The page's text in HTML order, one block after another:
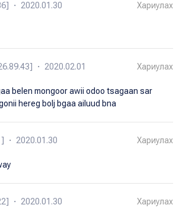
・ 2020.01.30 Хариулах
・ 2020.02.01 Хариулах
belen mongoor awii odoo tsagaan sar
hereg bolj bgaa ailuud bna
・ 2020.01.30 Хариулах
・ 2020.01.30 Хариулах